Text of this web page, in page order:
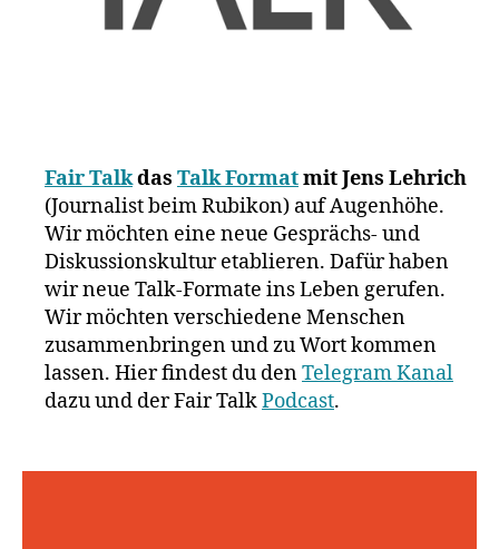
Fair Talkdas Talk Formatmit Jens Lehrich
(Journalist beim Rubikon) auf Augenhöhe.
Wir möchten eine neue Gesprächs- und
Diskussionskultur etablieren. Dafür haben
wir neue Talk-Formate ins Leben gerufen.
Wir möchten verschiedene Menschen
zusammenbringen und zu Wort kommen
lassen. Hier findest du denTelegram Kanal
dazu und der Fair TalkPodcast.